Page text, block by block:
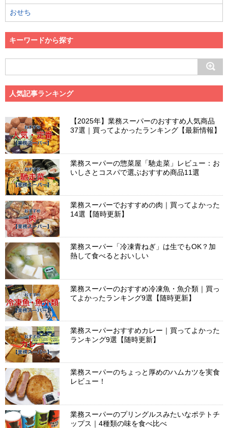
おせち
キーワードから探す
人気記事ランキング
【2025年】業務スーパーのおすすめ人気商品
37選｜買ってよかったランキング【最新情報】
業務スーパーの惣菜屋「馳走菜」レビュー：お
いしさとコスパで選ぶおすすめ商品11選
業務スーパーでおすすめの肉｜買ってよかった
14選【随時更新】
業務スーパー「冷凍青ねぎ」は生でもOK？加
熱して食べるとおいしい
業務スーパーのおすすめ冷凍魚・魚介類｜買っ
てよかったランキング9選【随時更新】
業務スーパーおすすめカレー｜買ってよかった
ランキング9選【随時更新】
業務スーパーのちょっと厚めのハムカツを実食
レビュー！
業務スーパーのプリングルスみたいなポテトチ
ップス｜4種類の味を食べ比べ